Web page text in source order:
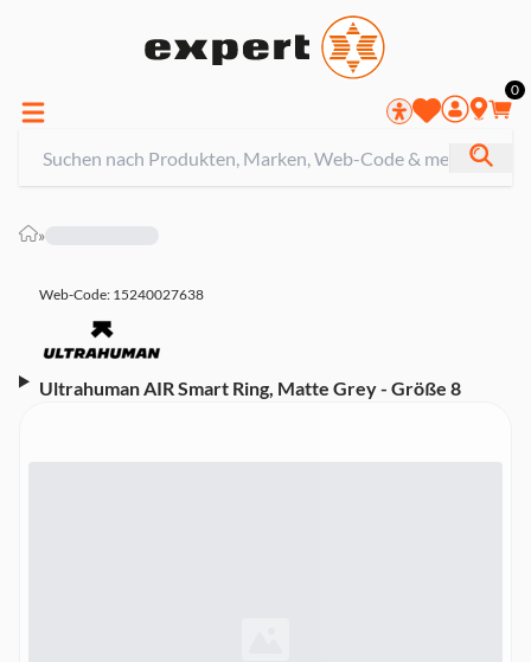
0
»
Web-Code: 15240027638
Ultrahuman AIR Smart Ring, Matte Grey - Größe 8